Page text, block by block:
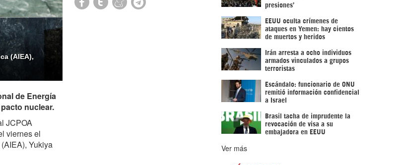
(AIEA),
de Energía
nuclear.
JCPOA
viernes el
Yukiya
presiones’
EEUU oculta crímenes de
ataques en Yemen: hay cientos
de muertos y heridos
Irán arresta a ocho individuos
armados vinculados a grupos
terroristas
Escándalo: funcionario de ONU
remitió información confidencial
a Israel
Brasil tacha de imprudente la
revocación de visa a su
embajadora en EEUU
Ver más